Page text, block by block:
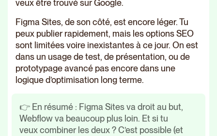
veux être trouvé sur Google.
Figma Sites, de son côté, est encore léger. Tu
peux publier rapidement, mais les options SEO
sont limitées voire inexistantes à ce jour. On est
dans un usage de test, de présentation, ou de
prototypage avancé pas encore dans une
logique d’optimisation long terme.
👉 En résumé : Figma Sites va droit au but,
Webflow va beaucoup plus loin. Et si tu
veux combiner les deux ? C’est possible (et